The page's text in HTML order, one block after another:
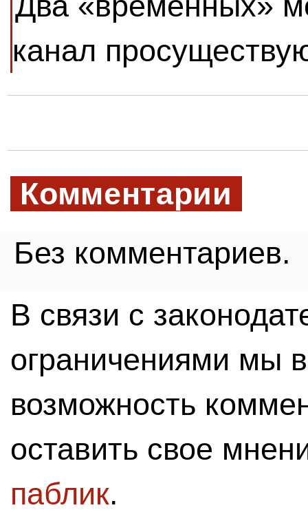
канал
Комментарии
Без комментариев.
В связи с
ограничениями мы
возможность
оставить свое
паблик.